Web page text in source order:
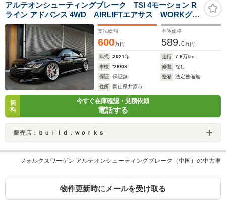
アルテオンシューティングブレーク TSI 4モーション R
ライン アドバンス 4WD AIRLIFTエアサス WORKグノ
ーシスRXS21インチ フルアーム ブレーキF:8Pod
405mm R:6Pod 380mm ハルトフルエアロ マクスト
ン CSR MST ECUチューン
支払総額
600万円
本体価格
589.0万円
年式 2021年 走行 7.6万km
車検
'26/08 修復
なし
保証
保証無 整備
法定整備無
住所
岡山県井原市
無
料
今すぐ在庫確認・見積依頼
電話する
販売店： ｂｕｉｌｄ．ｗｏｒｋｓ
フォルクスワーゲン アルテオンシューティングブレーク（中国）の中古車
物件更新時にメールを受け取る